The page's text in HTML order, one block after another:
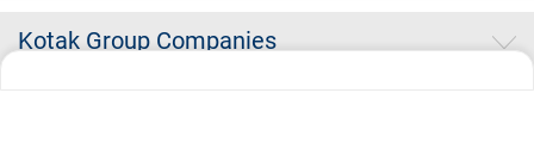
Kotak Group Companies